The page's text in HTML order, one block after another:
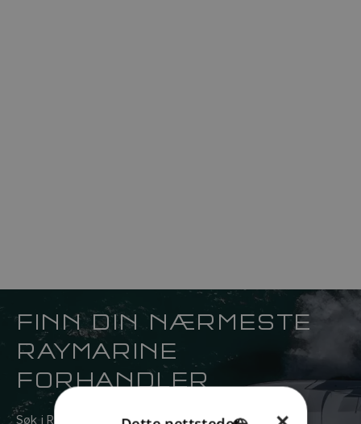
FINN DIN NÆRMESTE
RAYMARINE
FORHANDLER
Søk i Raymarines globale nettverk av salgs- og